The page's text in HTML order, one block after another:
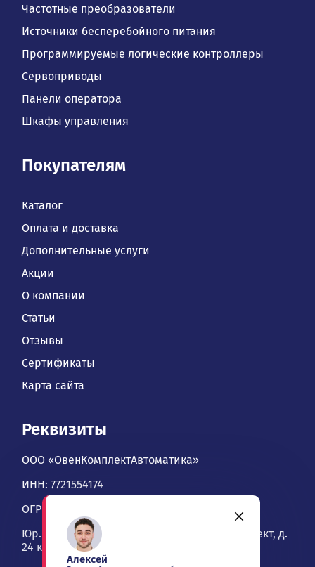
Частотные преобразователи
Источники бесперебойного питания
Программируемые логические контроллеры
Сервоприводы
Панели оператора
Шкафы управления
Покупателям
Каталог
Оплата и доставка
Дополнительные услуги
Акции
О компании
Статьи
Отзывы
Сертификаты
Карта сайта
Реквизиты
ООО «ОвенКомплектАвтоматика»
ИНН: 7721554174
ОГРН: 1067746534900
Юр. адрес: 109428, Москва, Рязанский проспект, д.
24 к. 2, офис 1101
Алексей